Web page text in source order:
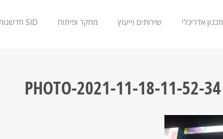
תכנון אדריכלי שירותים וייעוץ מחקר ופיתוח SID חדשנות
PHOTO-2021-11-18-11-52-34